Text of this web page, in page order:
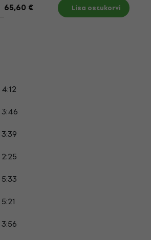
65,60 € Lisa ostukorvi
4:12
3:46
3:39
2:25
5:33
5:21
3:56